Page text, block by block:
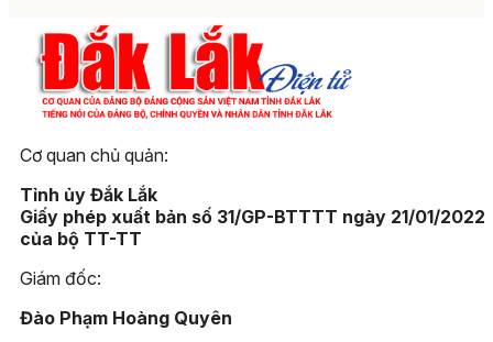
Cơ quan chủ quản:
Tỉnh ủy Đắk Lắk
Giấy phép xuất bản số 31/GP-BTTTT ngày 21/01/2022
của bộ TT-TT
Giám đốc:
Đào Phạm Hoàng Quyên